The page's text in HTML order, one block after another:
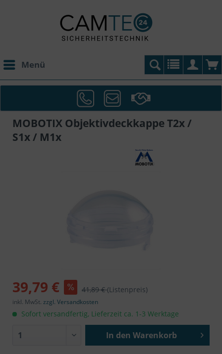
Menü
MOBOTIX Objektivdeckkappe T2x /
S1x / M1x
39,79 € 41,89 €(Listenpreis)
inkl. MwSt. zzgl. Versandkosten
Sofort versandfertig, Lieferzeit ca. 1-3 Werktage
In den Warenkorb